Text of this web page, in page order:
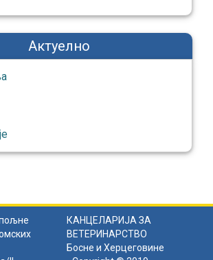
Актуелно
КАНЦЕЛАРИЈА ЗА
ВЕТЕРИНАРСТВО
Босне и Херцеговине